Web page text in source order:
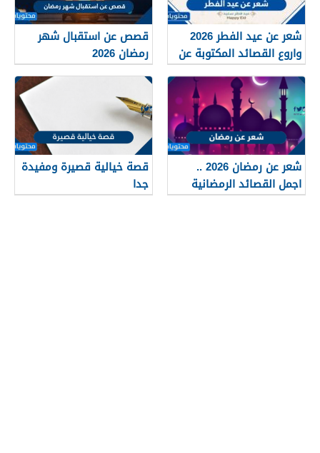
شعر عن عيد الفطر 2026
واروع القصائد المكتوبة عن
العيد المبارك
قصص عن استقبال شهر
رمضان 2026
شعر عن رمضان 2026 ..
اجمل القصائد الرمضانية
المختارة 1447
قصة خيالية قصيرة ومفيدة
جدا